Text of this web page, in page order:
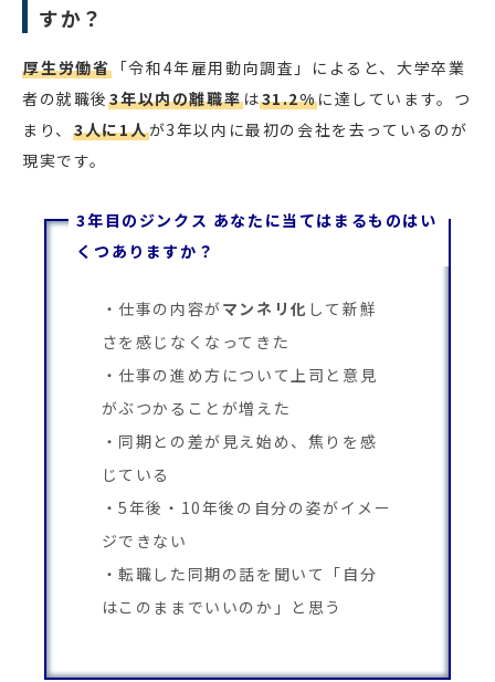
すか？
厚生労働省「令和4年雇用動向調査」によると、大学卒業
者の就職後 3年以内の離職率は31.2%に達しています。つ
まり、 3人に1人が3年以内に最初の会社を去っているのが
現実です。
3年目のジンクス あなたに当てはまるものはい
くつありますか？
仕事の内容が マンネリ化 して新鮮
さを感じなくなってきた
仕事の進め方について上司と意見
がぶつかることが増えた
同期との差が見え始め、焦りを感
じている
5年後・10年後の自分の姿がイメー
ジできない
転職した同期の話を聞いて「自分
はこのままでいいのか」と思う